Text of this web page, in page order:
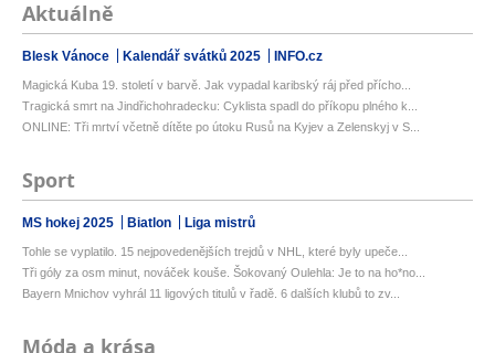
Aktuálně
Blesk Vánoce Kalendář svátků 2025 INFO.cz
Magická Kuba 19. století v barvě. Jak vypadal karibský ráj před přícho...
Tragická smrt na Jindřichohradecku: Cyklista spadl do příkopu plného k...
ONLINE: Tři mrtví včetně dítěte po útoku Rusů na Kyjev a Zelenskyj v S...
Sport
MS hokej 2025 Biatlon Liga mistrů
Tohle se vyplatilo. 15 nejpovedenějších trejdů v NHL, které byly upeče...
Tři góly za osm minut, nováček kouše. Šokovaný Oulehla: Je to na ho*no...
Bayern Mnichov vyhrál 11 ligových titulů v řadě. 6 dalších klubů to zv...
Móda a krása